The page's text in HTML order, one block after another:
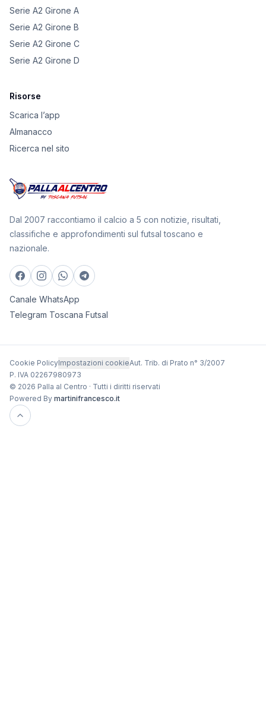
Serie A2 Girone A
Serie A2 Girone B
Serie A2 Girone C
Serie A2 Girone D
Risorse
Scarica l’app
Almanacco
Ricerca nel sito
Dal 2007 raccontiamo il calcio a 5 con notizie, risultati,
classifiche e approfondimenti sul futsal toscano e
nazionale.
Canale WhatsApp
Telegram Toscana Futsal
Cookie PolicyImpostazioni cookieAut. Trib. di Prato n° 3/2007
P. IVA 02267980973
© 2026 Palla al Centro · Tutti i diritti riservati
Powered By martinifrancesco.it